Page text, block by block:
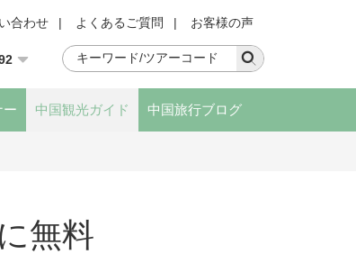
合わせ | よくあるご質問 | お客様の声
ー 中国観光ガイド 中国旅行ブログ
無料